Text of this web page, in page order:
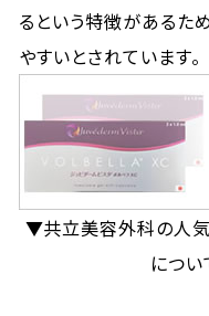
るという特徴があるた
やすいとされています。
▼共立美容外科の人
につ